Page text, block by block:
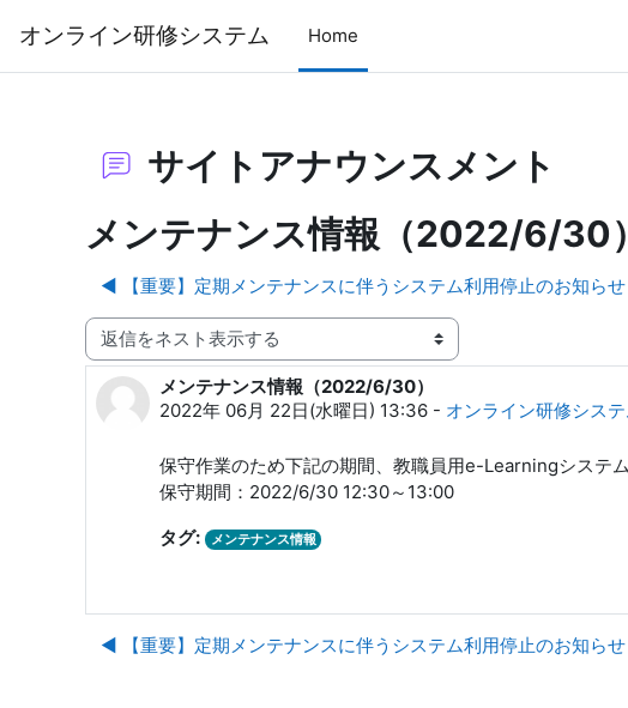
オンライン研修システム Home
サイトアナウンスメント
メンテナンス情報（2022/6/30）
◀︎ 【重要】定期メンテナンスに伴うシステム利用停止のお知ら
表示モード
メンテナンス情報（2022/6/30）
2022年 06月 22日(水曜日) 13:36 - オンライン研修シス
返信数: 0
保守作業のため下記の期間、教職員用e-Learningシステ
保守期間：2022/6/30 12:30～13:00
タグ:
メンテナンス情報
◀︎ 【重要】定期メンテナンスに伴うシステム利用停止のお知ら